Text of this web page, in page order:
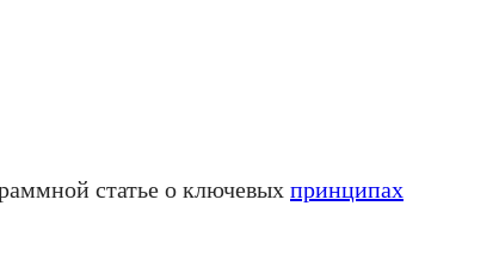
статье о ключевых принципах